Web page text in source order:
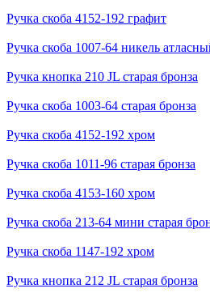
Ручка скоба 4152-192 графит
Ручка скоба 1007-64 никель
Ручка кнопка 210 JL старая бронза
Ручка скоба 1003-64 старая бронза
Ручка скоба 4152-192 хром
Ручка скоба 1011-96 старая бронза
Ручка скоба 4153-160 хром
Ручка скоба 213-64 мини старая
Ручка скоба 1147-192 хром
Ручка кнопка 212 JL старая бронза